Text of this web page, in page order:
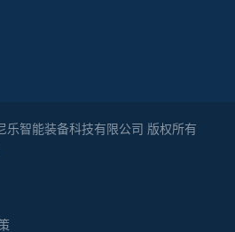
智能装备科技有限公司 版权所有